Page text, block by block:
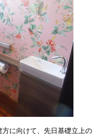
に向けて、先日基礎立上の